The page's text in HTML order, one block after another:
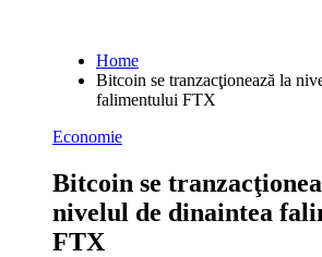
Home
Bitcoin se tranzacţionează la
falimentului FTX
Economie
Bitcoin se
nivelul de dinaintea
FTX